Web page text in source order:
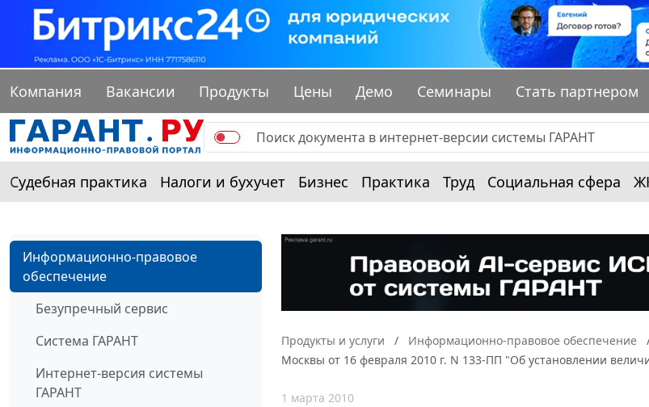
Компания Вакансии Продукты Цены Демо Семинары Стать партнером
Судебная практика Налоги и бухучет Бизнес Практика Труд Социальная сфера
Информационно-правовое
обеспечение
Безупречный сервис
Система ГАРАНТ
Интернет-версия системы
ГАРАНТ
Продукты и услуги Информационно-правовое обеспечение
Москвы от 16 февраля 2010 г. N 133-ПП "Об установлении
1 марта 2010